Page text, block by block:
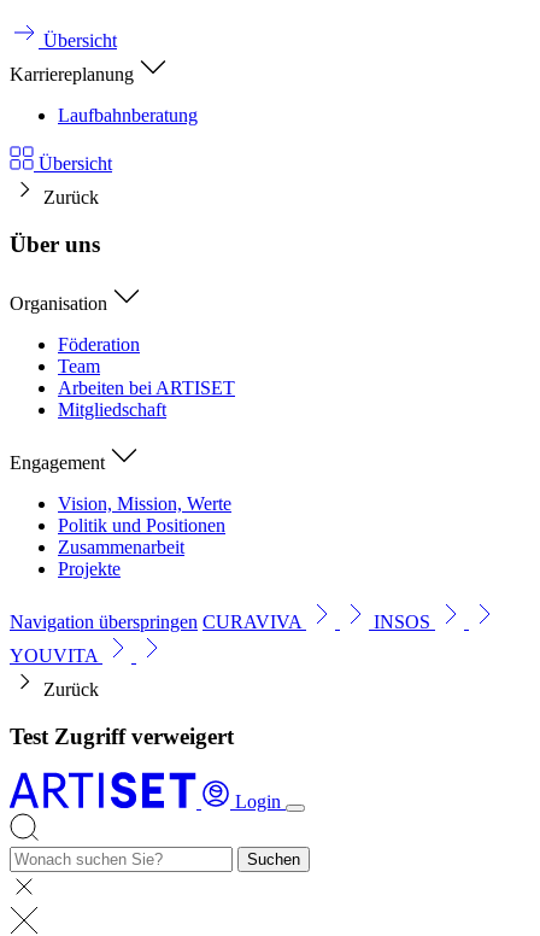
Übersicht
Karriereplanung
Laufbahnberatung
Übersicht
Zurück
Über uns
Organisation
Föderation
Team
Arbeiten bei ARTISET
Mitgliedschaft
Engagement
Vision, Mission, Werte
Politik und Positionen
Zusammenarbeit
Projekte
Navigation überspringen CURAVIVA
INSOS
YOUVITA
Zurück
Test Zugriff verweigert
Login
Suchen